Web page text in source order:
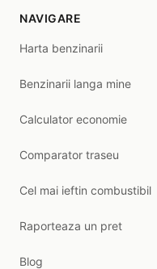
NAVIGARE
Harta benzinarii
Benzinarii langa mine
Calculator economie
Comparator traseu
Cel mai ieftin combustibil
Raporteaza un pret
Blog